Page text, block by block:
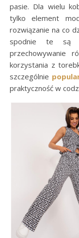
pasie. Dla wielu
tylko element
rozwiązanie na co
spodnie te są
przechowywanie
korzystania z
szczególnie
praktyczność w